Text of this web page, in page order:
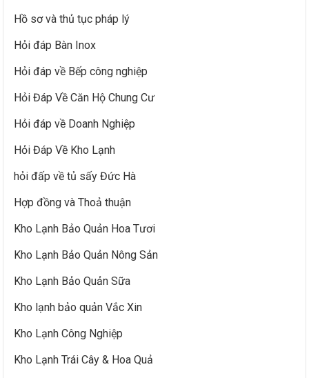
Hồ sơ và thủ tục pháp lý
Hỏi đáp Bàn Inox
Hỏi đáp về Bếp công nghiệp
Hỏi Đáp Về Căn Hộ Chung Cư
Hỏi đáp về Doanh Nghiệp
Hỏi Đáp Về Kho Lạnh
hỏi đấp về tủ sấy Đức Hà
Hợp đồng và Thoả thuận
Kho Lạnh Bảo Quản Hoa Tươi
Kho Lạnh Bảo Quản Nông Sản
Kho Lạnh Bảo Quản Sữa
Kho lạnh bảo quản Vắc Xin
Kho Lạnh Công Nghiệp
Kho Lạnh Trái Cây & Hoa Quả